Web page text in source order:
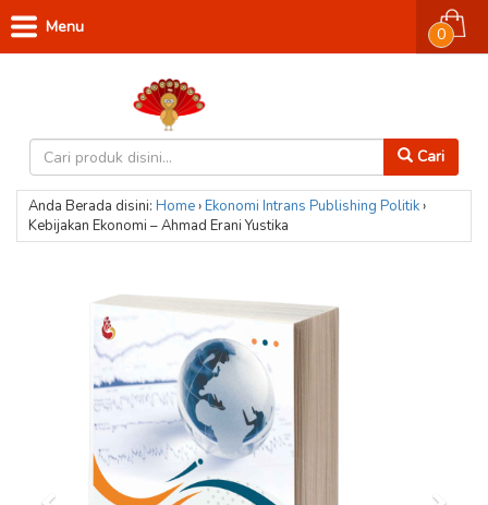
Cari
0
Menu
Anda Berada disini: Home›Ekonomi Intrans Publishing Politik›
Kebijakan Ekonomi – Ahmad Erani Yustika